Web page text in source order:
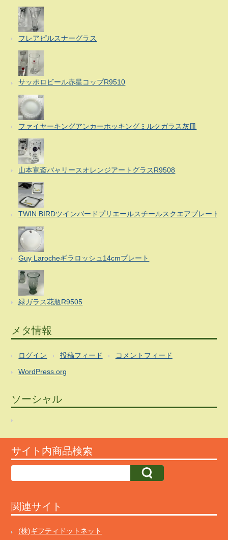
フレアピルスナーグラス
サッポロビール赤星コップR9510
ファイヤーキングアンカーホッキングミルクガラス灰皿
山本寛斎バャリースオレンジアートグラスR9508
TWIN BIRDツインバードプリエールスチールスクエアプレート
Guy Larocheギラロッシュ14cmプレート
緑ガラス花瓶R9505
メタ情報
ログイン 投稿フィード コメントフィード
WordPress.org
ソーシャル
サイト内商品検索
関連サイト
(株)ギフティドットネット